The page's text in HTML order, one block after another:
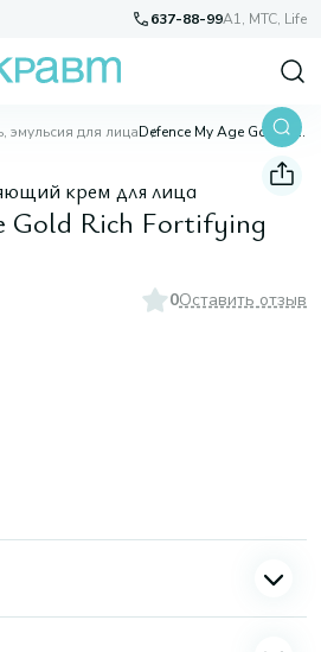
637-88-99A1, МТС, Life
эмульсия для лица Defence My Age Gold Rich Fortifying Cream
крем для лица
Gold Rich Fortifying
0Оставить отзыв